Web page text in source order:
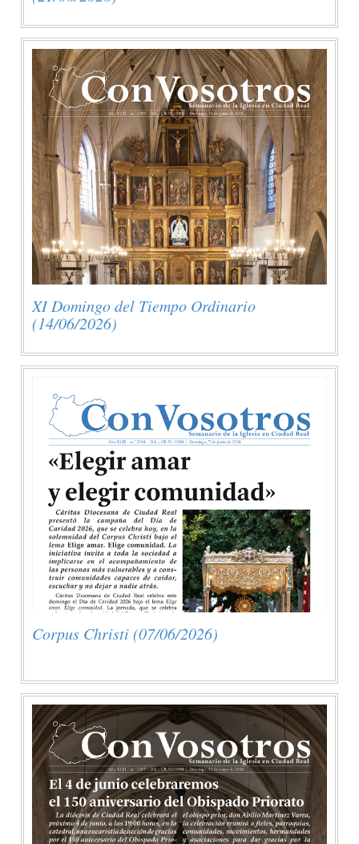
XI Domingo del Tiempo Ordinario
(14/06/2026)
Corpus Christi (07/06/2026)